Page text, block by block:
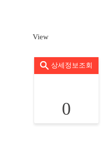
View
상세정보조회
0